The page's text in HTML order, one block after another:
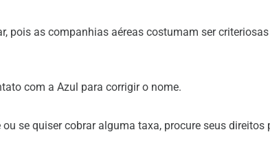
pois as companhias aéreas costumam ser criteriosas
com a Azul para corrigir o nome.
se quiser cobrar alguma taxa, procure seus direitos